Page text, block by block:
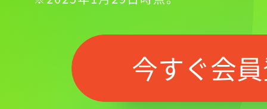
今すぐ会